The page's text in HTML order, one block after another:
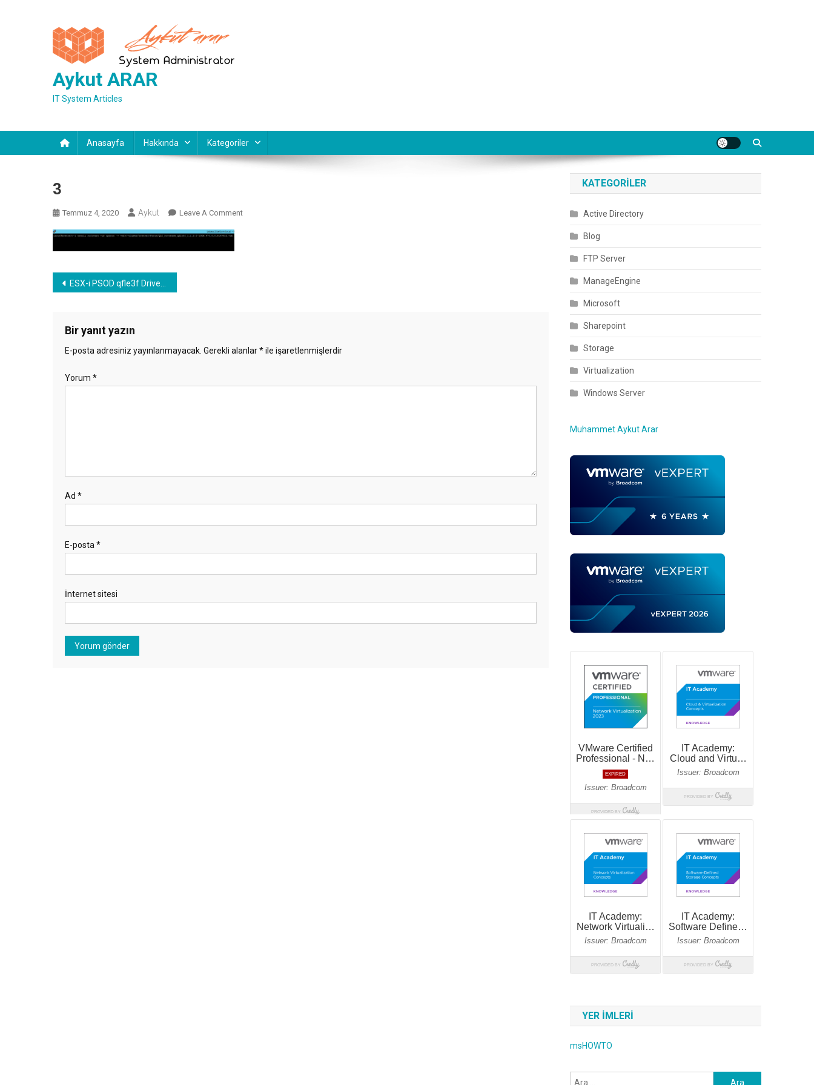
Aykut ARAR
IT System Articles
Anasayfa Hakkında Kategoriler
3
Temmuz 4, 2020 Aykut Leave A CommentOn
Yazı
ESX-i PSOD qfle3f Driver Error
Bir yanıt yazın
E-posta adresiniz yayınlanmayacak. Gerekli alanlar*ile işaretlenmişlerdir
Yorum *
Ad *
E-posta *
İnternet sitesi
KATEGORILER
Active Directory
Blog
FTP Server
ManageEngine
Microsoft
Sharepoint
Storage
Virtualization
Windows Server
Muhammet Aykut Arar
YER IMLERI
msHOWTO
Arama: